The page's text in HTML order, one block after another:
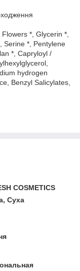
*, Glycerin *,
Serine *, Pentylene
*, Capryloyl /
hydrogen
Benzyl Salicylates,
COSMETICS
Суха